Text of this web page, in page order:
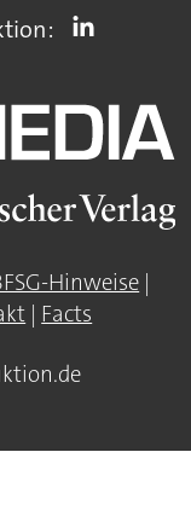
Hinweise |
| Facts